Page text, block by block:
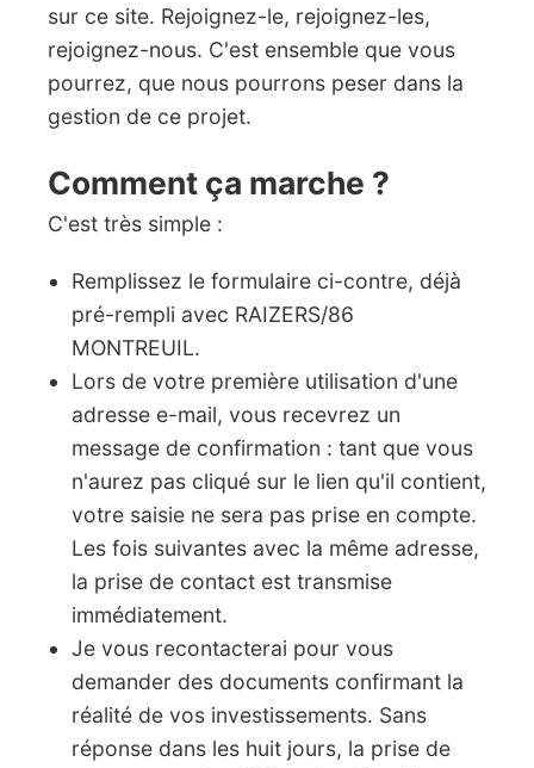
sur ce site. Rejoignez-le, rejoignez-les,
rejoignez-nous. C'est ensemble que vous
pourrez, que nous pourrons peser dans la
gestion de ce projet.
Comment ça marche ?
C'est très simple :
Remplissez le formulaire ci-contre, déjà
pré-rempli avec RAIZERS/86
MONTREUIL.
Lors de votre première utilisation d'une
adresse e-mail, vous recevrez un
message de confirmation : tant que vous
n'aurez pas cliqué sur le lien qu'il contient,
votre saisie ne sera pas prise en compte.
Les fois suivantes avec la même adresse,
la prise de contact est transmise
immédiatement.
Je vous recontacterai pour vous
demander des documents confirmant la
réalité de vos investissements. Sans
réponse dans les huit jours, la prise de